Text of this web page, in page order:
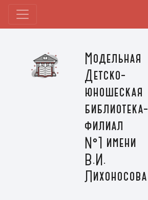
Модельная
Детско-
юношеская
библиотека-
филиал
№1 имени
В.И.
Лихоносова